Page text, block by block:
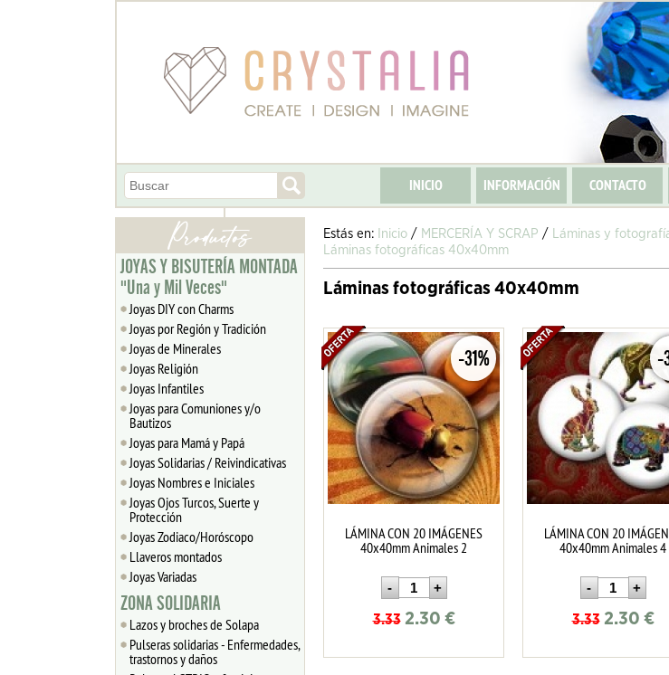
INICIO INFORMACIÓN CONTACTO
JOYAS Y BISUTERÍA MONTADA
"Una y Mil Veces"
Joyas DIY con Charms
Joyas por Región y Tradición
Joyas de Minerales
Joyas Religión
Joyas Infantiles
Joyas para Comuniones y/o
Bautizos
Joyas para Mamá y Papá
Joyas Solidarias / Reivindicativas
Joyas Nombres e Iniciales
Joyas Ojos Turcos, Suerte y
Protección
Joyas Zodiaco/Horóscopo
Llaveros montados
Joyas Variadas
ZONA SOLIDARIA
Lazos y broches de Solapa
Pulseras solidarias - Enfermedades,
trastornos y daños
Estás en: Inicio / MERCERÍA Y SCRAP / Láminas y
Láminas fotográficas 40x40mm
Láminas fotográficas 40x40mm
-31%
LÁMINA CON 20 IMÁGENES
40x40mm Animales 2
3.33 2.30 €
-
LÁMINA CON 20
40x40mm Animales 4
3.33 2.30 €